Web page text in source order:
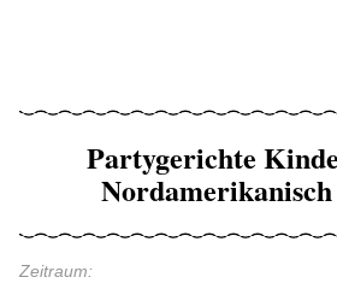
Partygerichte
Nordamerikanisch
Zeitraum: